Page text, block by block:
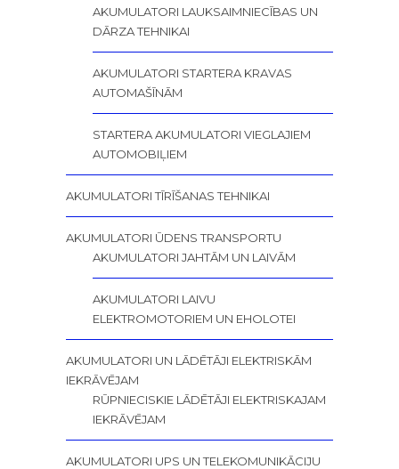
AKUMULATORI LAUKSAIMNIECĪBAS UN
DĀRZA TEHNIKAI
AKUMULATORI STARTERA KRAVAS
AUTOMAŠĪNĀM
STARTERA AKUMULATORI VIEGLAJIEM
AUTOMOBIĻIEM
AKUMULATORI TĪRĪŠANAS TEHNIKAI
AKUMULATORI ŪDENS TRANSPORTU
AKUMULATORI JAHTĀM UN LAIVĀM
AKUMULATORI LAIVU
ELEKTROMOTORIEM UN EHOLOTEI
AKUMULATORI UN LĀDĒTĀJI ELEKTRISKĀM
IEKRĀVĒJAM
RŪPNIECISKIE LĀDĒTĀJI ELEKTRISKAJAM
IEKRĀVĒJAM
AKUMULATORI UPS UN TELEKOMUNIKĀCIJU